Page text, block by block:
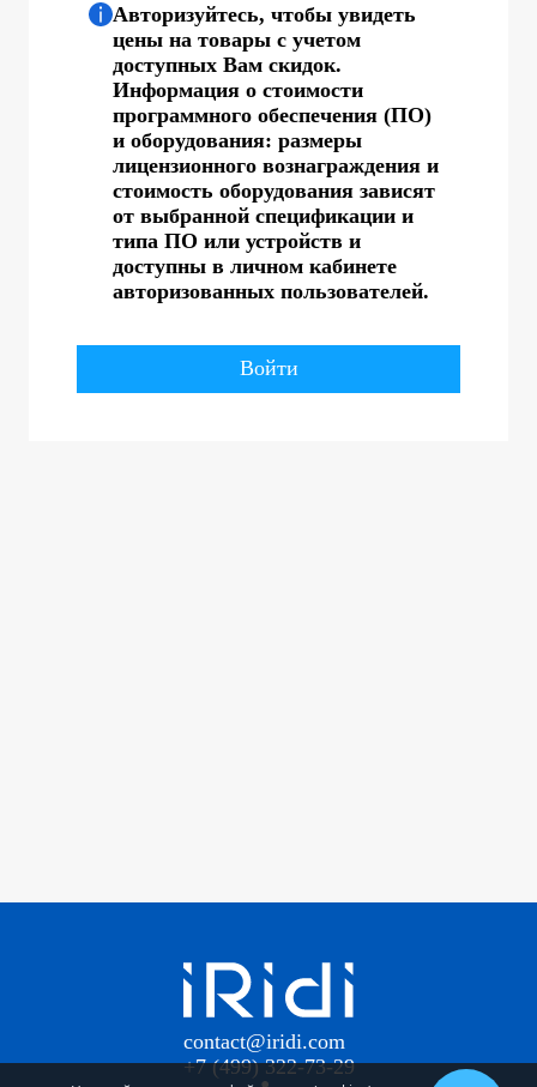
Авторизуйтесь, чтобы увидеть
цены на товары с учетом
доступных Вам скидок.
Информация о стоимости
программного обеспечения (ПО)
и оборудования: размеры
лицензионного вознаграждения и
стоимость оборудования зависят
от выбранной спецификации и
типа ПО или устройств и
доступны в личном кабинете
авторизованных пользователей.
Войти
contact@iridi.com
+7 (499) 322-73-29